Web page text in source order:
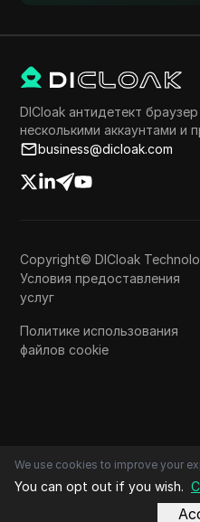
DICloak антидетект
несколькими аккаунтами и
business@dicloak.com
Copyright© DICloak
Условия предоставления
услуг
Политике использования
файлов cookie
We use cookies to improve your
You can opt out if you wish.